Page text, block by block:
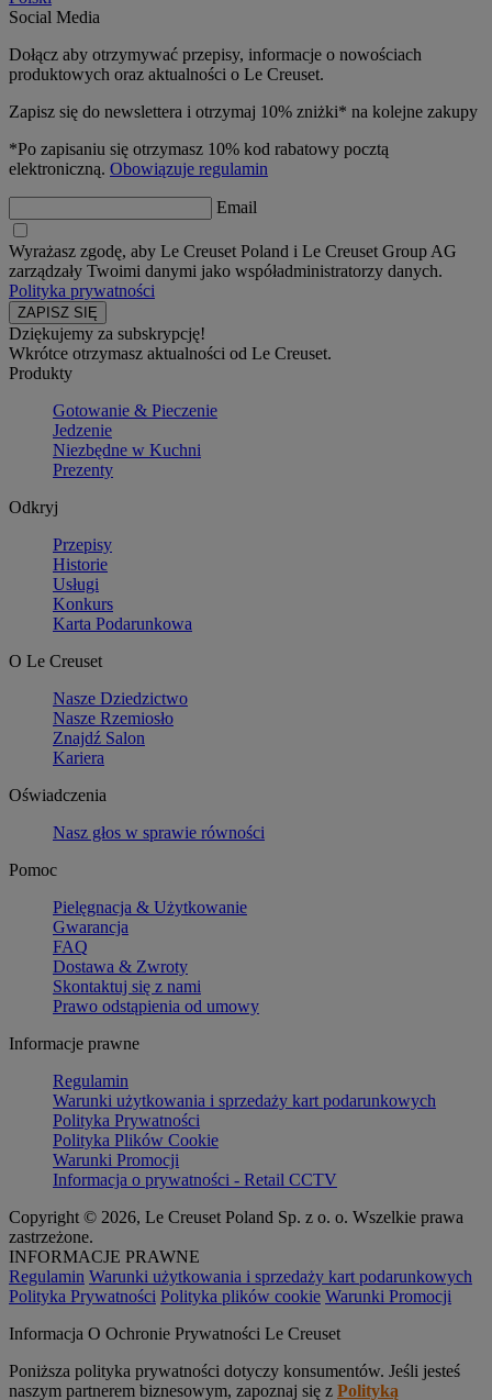
Social Media
Dołącz aby otrzymywać przepisy, informacje o nowościach
produktowych oraz aktualności o Le Creuset.
Zapisz się do newslettera i otrzymaj 10% zniżki* na kolejne zakupy
*Po zapisaniu się otrzymasz 10% kod rabatowy pocztą
elektroniczną. Obowiązuje regulamin
Email
Wyrażasz zgodę, aby Le Creuset Poland i Le Creuset Group AG
zarządzały Twoimi danymi jako współadministratorzy danych.
Polityka prywatności
Dziękujemy za subskrypcję!
Wkrótce otrzymasz aktualności od Le Creuset.
Produkty
Gotowanie & Pieczenie
Jedzenie
Niezbędne w Kuchni
Prezenty
Odkryj
Przepisy
Historie
Usługi
Konkurs
Karta Podarunkowa
O Le Creuset
Nasze Dziedzictwo
Nasze Rzemiosło
Znajdź Salon
Kariera
Oświadczenia
Nasz głos w sprawie równości
Pomoc
Pielęgnacja & Użytkowanie
Gwarancja
FAQ
Dostawa & Zwroty
Skontaktuj się z nami
Prawo odstąpienia od umowy
Informacje prawne
Regulamin
Warunki użytkowania i sprzedaży kart podarunkowych
Polityka Prywatności
Polityka Plików Cookie
Warunki Promocji
Informacja o prywatności - Retail CCTV
Copyright © 2026, Le Creuset Poland Sp. z o. o. Wszelkie prawa
zastrzeżone.
INFORMACJE PRAWNE
Regulamin Warunki użytkowania i sprzedaży kart podarunkowych
Polityka Prywatności Polityka plików cookie Warunki Promocji
Informacja O Ochronie Prywatności Le Creuset
Poniższa polityka prywatności dotyczy konsumentów. Jeśli jesteś
naszym partnerem biznesowym, zapoznaj się z Polityką